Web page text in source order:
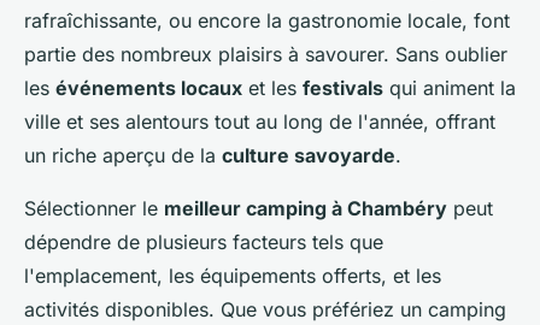
rafraîchissante, ou encore la gastronomie locale, font
partie des nombreux plaisirs à savourer. Sans oublier
les événements locaux et les festivals qui animent la
ville et ses alentours tout au long de l'année, offrant
un riche aperçu de la culture savoyarde.
Sélectionner le meilleur camping à Chambéry peut
dépendre de plusieurs facteurs tels que
l'emplacement, les équipements offerts, et les
activités disponibles. Que vous préfériez un camping